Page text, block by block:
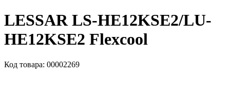
LESSAR LS-HE12KSE2/LU-
HE12KSE2 Flexcool
Код товара: 00002269